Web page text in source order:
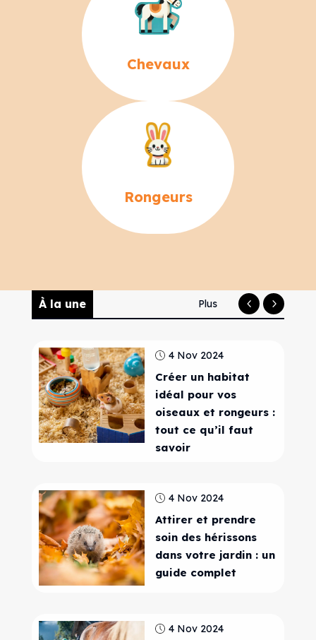
Chevaux
Rongeurs
À la une Plus
4 Nov 2024
Créer un habitat
idéal pour vos
oiseaux et rongeurs :
tout ce qu’il faut
savoir
4 Nov 2024
Attirer et prendre
soin des hérissons
dans votre jardin : un
guide complet
4 Nov 2024